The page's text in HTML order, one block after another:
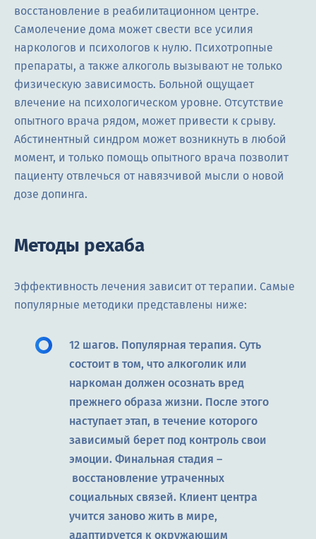
восстановление в реабилитационном центре.
Самолечение дома может свести все усилия
наркологов и психологов к нулю. Психотропные
препараты, а также алкоголь вызывают не только
физическую зависимость. Больной ощущает
влечение на психологическом уровне. Отсутствие
опытного врача рядом, может привести к срыву.
Абстинентный синдром может возникнуть в любой
момент, и только помощь опытного врача позволит
пациенту отвлечься от навязчивой мысли о новой
дозе допинга.
Методы рехаба
Эффективность лечения зависит от терапии. Самые
популярные методики представлены ниже:
12 шагов. Популярная терапия. Суть
состоит в том, что алкоголик или
наркоман должен осознать вред
прежнего образа жизни. После этого
наступает этап, в течение которого
зависимый берет под контроль свои
эмоции. Финальная стадия –
восстановление утраченных
социальных связей. Клиент центра
учится заново жить в мире,
адаптируется к окружающим